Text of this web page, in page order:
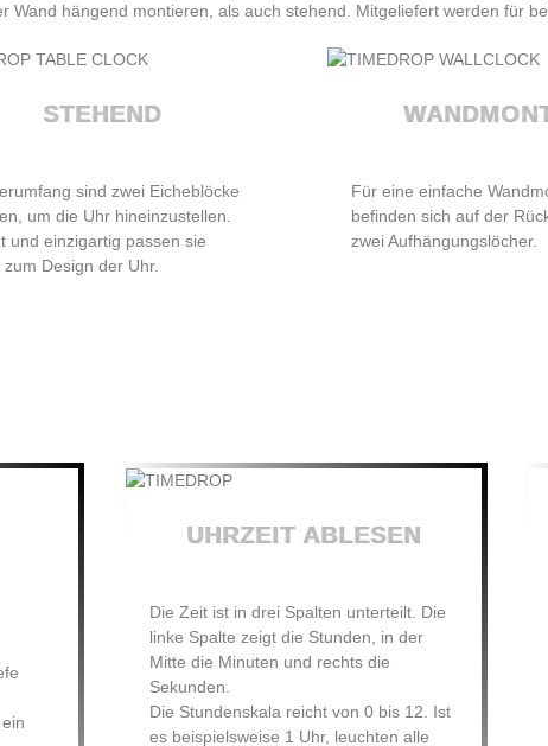
Wand hängend montieren, als auch stehend. Mitgeliefert werden für
STEHEND
sind zwei Eicheblöcke
um die Uhr hineinzustellen.
und einzigartig passen sie
zum Design der Uhr.
Für eine einfache
befinden sich auf der
zwei Aufhängungslöcher.
UHRZEIT ABLESEN
Die Zeit ist in drei Spalten unterteilt. Die
linke Spalte zeigt die Stunden, in der
Mitte die Minuten und rechts die
Sekunden.
Die Stundenskala reicht von 0 bis 12. Ist
es beispielsweise 1 Uhr, leuchten alle